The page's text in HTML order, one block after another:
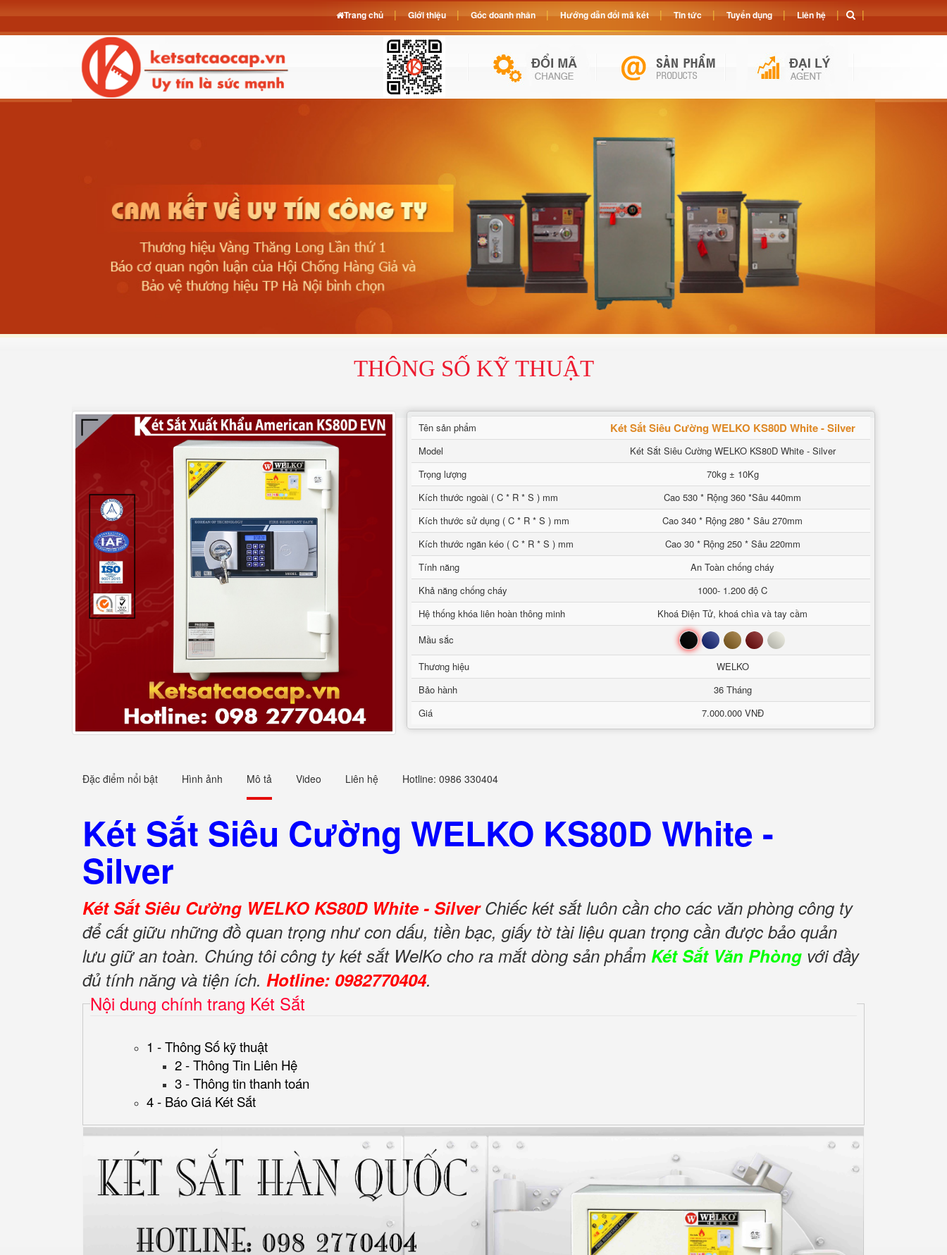
THÔNG SỐ KỸ THUẬT
Tên sản phẩm Két Sắt Siêu Cường WELKO KS80D White - Silver
Model
Két Sắt Siêu Cường WELKO KS80D White - Silver
Trọng lượng
70kg ± 10Kg
Kích thước ngoài ( C * R * S ) mm
Cao 530 * Rộng 360 *Sâu 440mm
Kích thước sử dụng ( C * R * S ) mm
Cao 340 * Rộng 280 * Sâu 270mm
Kích thước ngăn kéo ( C * R * S ) mm
Cao 30 * Rộng 250 * Sâu 220mm
Tính năng
An Toàn chống cháy
Khả năng chống cháy
1000- 1.200 độ C
Hệ thống khóa liên hoàn thông minh
Khoá Điện Tử, khoá chìa và tay cầm
Mầu sắc
Đen Xanh Nâu Đỏ Trắng
Thương hiệu
WELKO
Bảo hành
36 Tháng
Giá
7.000.000 VNĐ
Đặc điểm nổi bật Hình ảnh Mô tả Video Liên hệ Hotline: 0986 330404
Két Sắt Siêu Cường WELKO KS80D White -
Silver
Két Sắt Siêu Cường WELKO KS80D White - SilverChiếc két sắt luôn cần cho các văn phòng công ty
để cất giữu những đồ quan trọng như con dấu, tiền bạc, giấy tờ tài liệu quan trọng cần được bảo quản
lưu giữ an toàn. Chúng tôi công ty két sắt WelKo cho ra mắt dòng sản phẩm Két Sắt Văn Phòng với đầy
đủ tính năng và tiện ích. Hotline: 0982770404.
Nội dung chính trang Két Sắt
1 - Thông Số kỹ thuật
2 - Thông Tin Liên Hệ
3 - Thông tin thanh toán
4 - Báo Giá Két Sắt
Trang chủ Giới thiệu Góc doanh nhân Hướng dẫn đổi mã két Tin tức Tuyển dụng Liên hệ